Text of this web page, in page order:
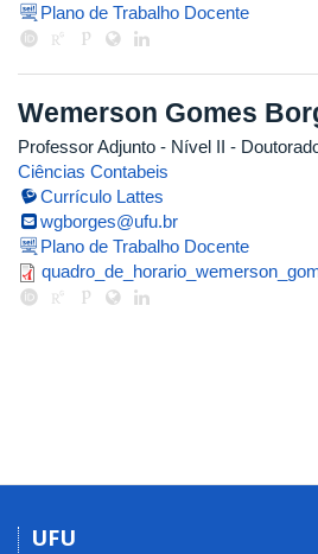
Plano de Trabalho Docente
Wemerson Gomes
Professor Adjunto - Nível II -
Ciências Contabeis
Currículo Lattes
wgborges@ufu.br
Plano de Trabalho Docente
UFU